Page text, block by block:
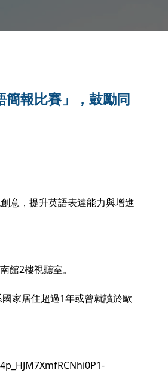
簡報比賽」，鼓勵同
意，提升英語表達能力與增進
館2樓視聽室。
家居住超過1年或曾就讀於歐